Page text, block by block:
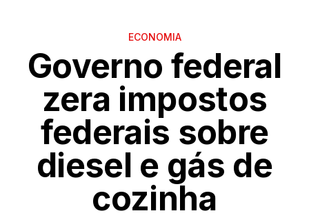
ECONOMIA
Governo federal
zera impostos
federais sobre
diesel e gás de
cozinha